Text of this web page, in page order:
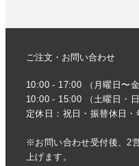
ご注文・お問い合わせ
10:00 - 17:00 （月曜日〜金
10:00 - 15:00 （土曜日・日
定休日：祝日・振替休日・
※お問い合わせ受付後、2
上げます。